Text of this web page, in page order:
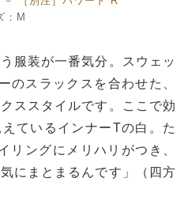
：M
服装が一番気分。スウェッ
のスラックスを合わせた、
ススタイルです。ここで効
ているインナーTの白。た
リングにメリハリがつき、
にまとまるんです」（四方